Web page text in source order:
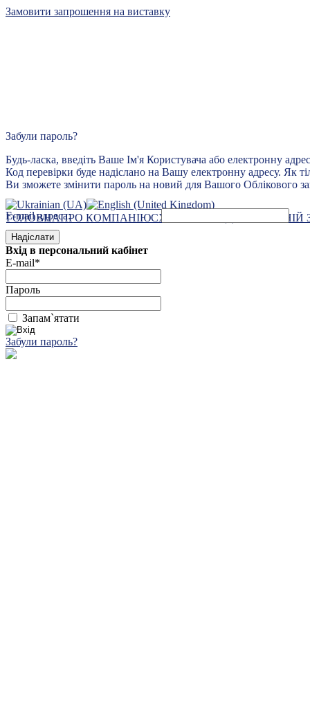
Замовити запрошення на виставку
контрактовий ярмарок
лідер виставкового бізнесу
ГОЛОВНАПРО КОМПАНІЮСХЕМА ПРОЇЗДУ ЗВОРОТНІЙ
Забули пароль?
Будь-ласка, введіть Ваше Ім'я Користувача або електронну
Код перевірки буде надіслано на Вашу електронну адресу. Як
Ви зможете змінити пароль на новий для Вашого Облікового
E-mail адреса:
Надіслати
Вхід в персональний кабінет
E-mail*
Пароль
Запам`ятати
Забули пароль?